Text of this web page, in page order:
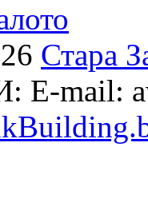
Стара
mail: